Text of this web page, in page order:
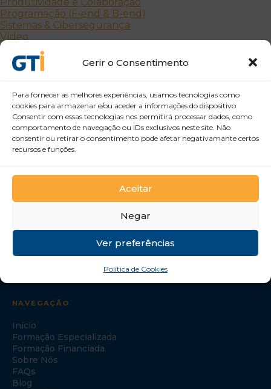
Gerir o Consentimento
Para fornecer as melhores experiências, usamos tecnologias como
cookies para armazenar e/ou aceder a informações do dispositivo.
Consentir com essas tecnologias nos permitirá processar dados, como
comportamento de navegação ou IDs exclusivos neste site. Não
consentir ou retirar o consentimento pode afetar negativamante certos
recursos e funções.
Aceitar
Negar
Ver preferências
Política de Cookies
Programação (F-end & B-end)
Sistemas & Cibersegurança
Vídeo
Outras Áreas
Uncategorized
GTI Portugal – Formação Profissional, S.A.
NAVEGAÇÃO
Início
Formação Especializada
Formação Financiada
Sobre Nós
FAQs
Blog